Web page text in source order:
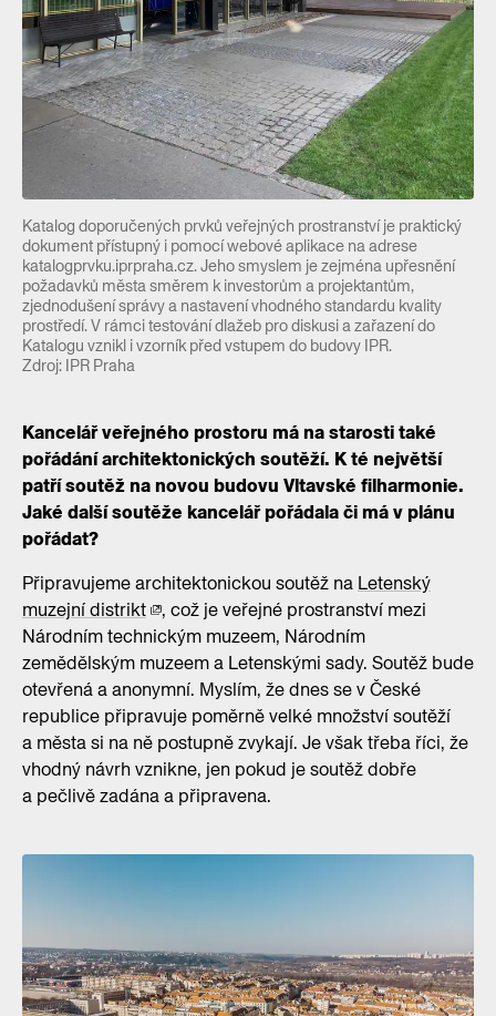
Katalog doporučených prvků veřejných prostranství je praktický
dokument přístupný i pomocí webové aplikace na adrese
katalogprvku.iprpraha.cz. Jeho smyslem je zejména upřesnění
požadavků města směrem k investorům a projektantům,
zjednodušení správy a nastavení vhodného standardu kvality
prostředí. V rámci testování dlažeb pro diskusi a zařazení do
Katalogu vznikl i vzorník před vstupem do budovy IPR.
Zdroj: IPR Praha
Kancelář veřejného prostoru má na starosti také
pořádání architektonických soutěží. K té největší
patří soutěž na novou budovu Vltavské filharmonie.
Jaké další soutěže kancelář pořádala či má v plánu
pořádat?
Připravujeme architektonickou soutěž na Letenský
muzejní distrikt
, což je veřejné prostranství mezi
Národním technickým muzeem, Národním
zemědělským muzeem a Letenskými sady. Soutěž bude
otevřená a anonymní. Myslím, že dnes se v České
republice připravuje poměrně velké množství soutěží
a města si na ně postupně zvykají. Je však třeba říci, že
vhodný návrh vznikne, jen pokud je soutěž dobře
a pečlivě zadána a připravena.